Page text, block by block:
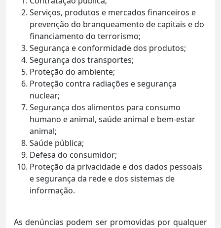
Serviços, produtos e mercados financeiros e
prevenção do branqueamento de capitais e do
financiamento do terrorismo;
Segurança e conformidade dos produtos;
Segurança dos transportes;
Proteção do ambiente;
Proteção contra radiações e segurança
nuclear;
Segurança dos alimentos para consumo
humano e animal, saúde animal e bem-estar
animal;
Saúde pública;
Defesa do consumidor;
Proteção da privacidade e dos dados pessoais
e segurança da rede e dos sistemas de
informação.
As denúncias podem ser promovidas por qualquer